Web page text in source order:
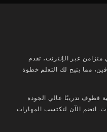
عبر الإنترنت، تقدم
مما يتيح لك التعلم خطوة
قطوف تدريبًا عالي الجودة
انضم الآن لتكتسب المهارات